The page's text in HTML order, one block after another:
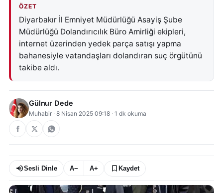
ÖZET
Diyarbakır İl Emniyet Müdürlüğü Asayiş Şube
Müdürlüğü Dolandırıcılık Büro Amirliği ekipleri,
internet üzerinden yedek parça satışı yapma
bahanesiyle vatandaşları dolandıran suç örgütünü
takibe aldı.
Gülnur Dede
Muhabir · 8 Nisan 2025 09:18 · 1 dk okuma
Sesli Dinle A− A+ Kaydet